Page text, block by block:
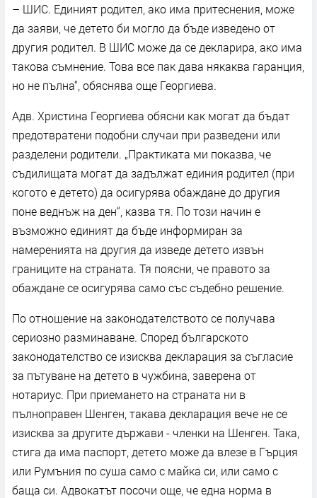
– ШИС. Единият родител, ако има притеснения, може
да заяви, че детето би могло да бъде изведено от
другия родител. В ШИС може да се декларира, ако има
такова съмнение. Това все пак дава някаква гаранция,
но не пълна“, обяснява още Георгиева.
Адв. Христина Георгиева обясни как могат да бъдат
предотвратени подобни случаи при разведени или
разделени родители. „Практиката ми показва, че
съдилищата могат да задължат единия родител (при
когото е детето) да осигурява обаждане до другия
поне веднъж на ден“, казва тя. По този начин е
възможно единият да бъде информиран за
намеренията на другия да изведе детето извън
границите на страната. Тя поясни, че правото за
обаждане се осигурява само със съдебно решение.
По отношение на законодателството се получава
сериозно разминаване. Според българското
законодателство се изисква декларация за съгласие
за пътуване на детето в чужбина, заверена от
нотариус. При приемането на страната ни в
пълноправен Шенген, такава декларация вече не се
изисква за другите държави - членки на Шенген. Така,
стига да има паспорт, детето може да влезе в Гърция
или Румъния по суша само с майка си, или само с
баща си. Адвокатът посочи още, че една норма в